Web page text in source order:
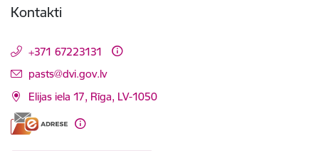
Kontakti
+371 67223131
E-pasts:
pasts@dvi.gov.lv
Elijas iela 17, Rīga, LV-1050